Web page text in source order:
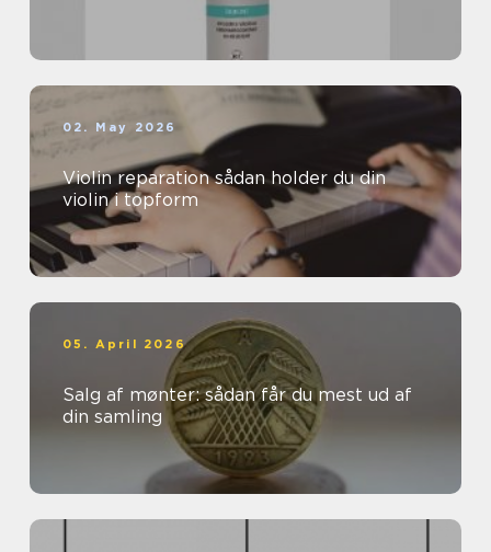
02. May 2026
Violin reparation sådan holder du din
violin i topform
05. April 2026
Salg af mønter: sådan får du mest ud af
din samling